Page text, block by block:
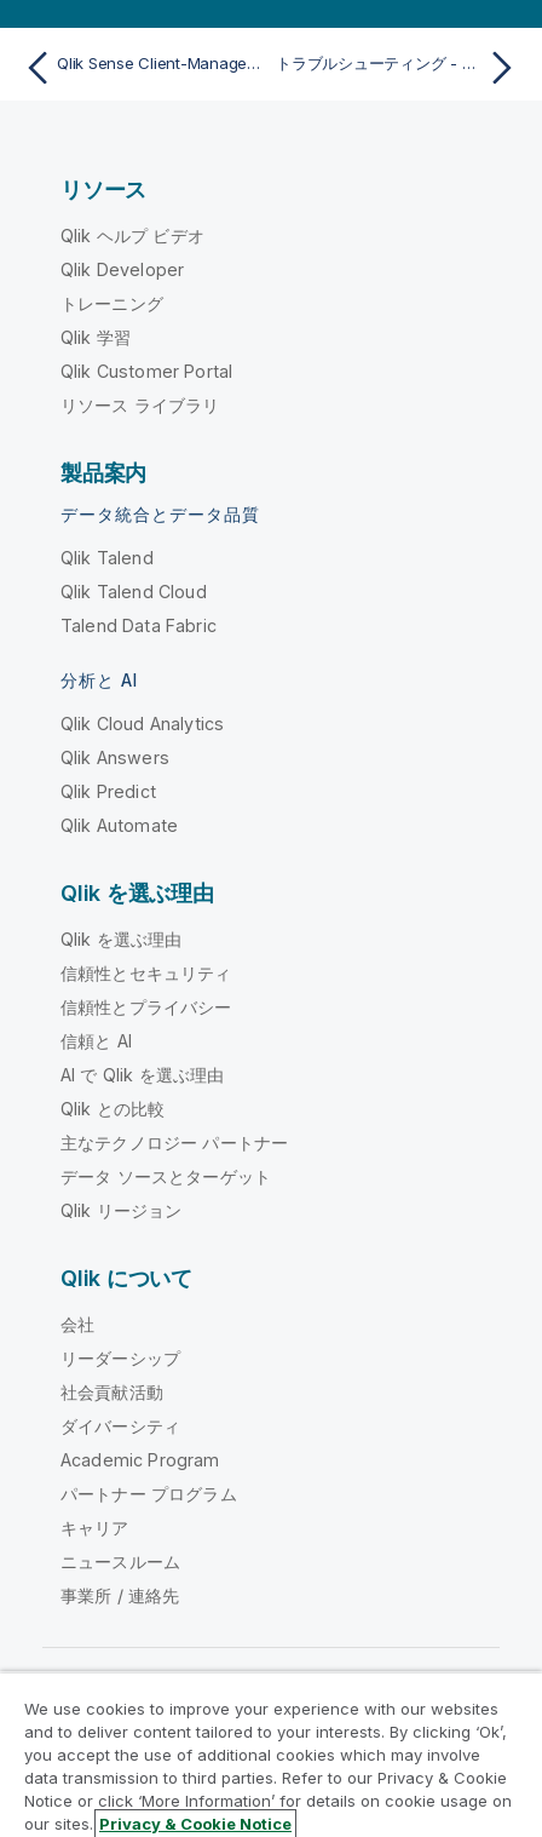
Qlik Sense Client-Managed モバイル アプリ コンテンツへのリンクの作成 トラブルシューティング - Qlik Sense Client-Managed モバイル アプリ
リソース
Qlik ヘルプ ビデオ
Qlik Developer
トレーニング
Qlik 学習
Qlik Customer Portal
リソース ライブラリ
製品案内
データ統合とデータ品質
Qlik Talend
Qlik Talend Cloud
Talend Data Fabric
分析と AI
Qlik Cloud Analytics
Qlik Answers
Qlik Predict
Qlik Automate
Qlik を選ぶ理由
Qlik を選ぶ理由
信頼性とセキュリティ
信頼性とプライバシー
信頼と AI
AI で Qlik を選ぶ理由
Qlik との比較
主なテクノロジー パートナー
データ ソースとターゲット
Qlik リージョン
Qlik について
会社
リーダーシップ
社会貢献活動
ダイバーシティ
Academic Program
パートナー プログラム
キャリア
ニュースルーム
事業所 / 連絡先
Qlik コミュニティ
法的契約 製品規約
Legal Policies
リーガルポリシー
利用規約
We use cookies to improve your experience with our websites
and to deliver content tailored to your interests. By clicking ‘Ok’,
you accept the use of additional cookies which may involve
data transmission to third parties. Refer to our Privacy & Cookie
Notice or click ‘More Information’ for details on cookie usage on
our sites. Privacy & Cookie Notice